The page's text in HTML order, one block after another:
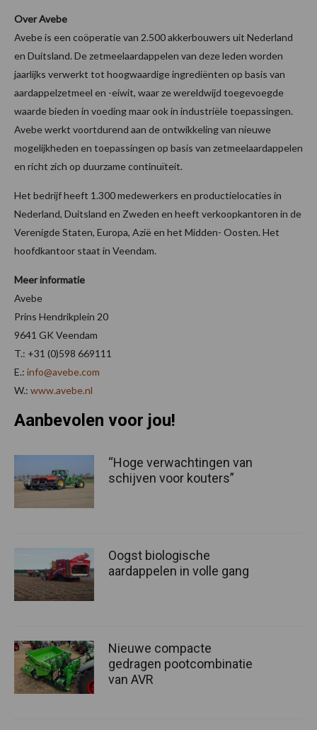
Over Avebe
Avebe is een coöperatie van 2.500 akkerbouwers uit Nederland
en Duitsland. De zetmeelaardappelen van deze leden worden
jaarlijks verwerkt tot hoogwaardige ingrediënten op basis van
aardappelzetmeel en -eiwit, waar ze wereldwijd toegevoegde
waarde bieden in voeding maar ook in industriële toepassingen.
Avebe werkt voortdurend aan de ontwikkeling van nieuwe
mogelijkheden en toepassingen op basis van zetmeelaardappelen
en richt zich op duurzame continuïteit.
Het bedrijf heeft 1.300 medewerkers en productielocaties in
Nederland, Duitsland en Zweden en heeft verkoopkantoren in de
Verenigde Staten, Europa, Azië en het Midden- Oosten. Het
hoofdkantoor staat in Veendam.
Meer informatie
Avebe
Prins Hendrikplein 20
9641 GK Veendam
T.: +31 (0)598 669111
E.: info@avebe.com
W.: www.avebe.nl
Aanbevolen voor jou!
“Hoge verwachtingen van
schijven voor kouters”
Oogst biologische
aardappelen in volle gang
Nieuwe compacte
gedragen pootcombinatie
van AVR